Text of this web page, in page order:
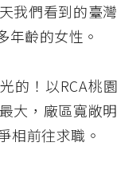
我們看到的臺灣
年齡的女性。
的！以RCA桃園
大，廠區寬敞明
相前往求職。